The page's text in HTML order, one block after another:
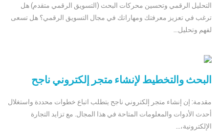
التحليل الرقمي وتحسين محركات البحث (التسويق الرقمي متقدم) هل
ترغب في تعزيز معرفتك ومهاراتك في مجال التسويق الرقمي؟ هل تسعى
لفهم وتحليل...
البحث والتخطيط لإنشاء متجر إلكتروني ناجح
مقدمة: إن إنشاء متجر إلكتروني ناجح يتطلب اتباع خطوات محددة واستغلال
أحدث الأدوات والمعلومات المتاحة في هذا المجال. مع تزايد التجارة
الإلكترونية،...